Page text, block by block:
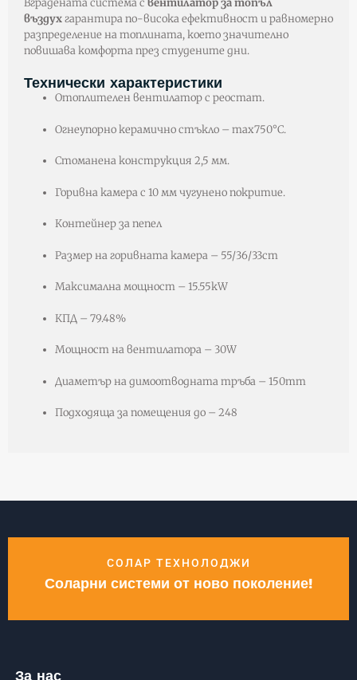
въздухгарантира по-висока ефективност и равномерно
разпределение на топлината, което значително
повишава комфорта през студените дни.
Технически характеристики
Oтоплителен вентилатор с реостат.
Огнеупорно керамично стъкло – max750°C.
Стоманена конструкция 2,5 мм.
Горивна камера с 10 мм чугунено покритие.
Контейнер за пепел
Размер на горивната камера – 55/36/33cm
Максимална мощност – 15.55kW
КПД – 79.48%
Мощност на вентилатора – 30W
Диаметър на димоотводната тръба – 150mm
Подходяща за помещения до – 248
СОЛАР ТЕХНОЛОДЖИ
Соларни системи от ново поколение!
За нас